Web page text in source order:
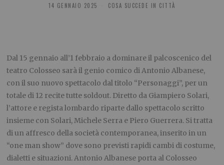
14 GENNAIO 2025 COSA SUCCEDE IN CITTÀ
Dal 15 gennaio all’1 febbraio a dominare il palcoscenico del
teatro Colosseo sarà il genio comico di Antonio Albanese,
con il suo nuovo spettacolo dal titolo “Personaggi”, per un
totale di 12 recite tutte soldout. Diretto da Giampiero Solari,
l’attore e regista lombardo riparte dallo spettacolo scritto
insieme con Solari, Michele Serra e Piero Guerrera. Si tratta
di un affresco della società contemporanea, inserito in un
“one man show” dove sono previsti rapidi cambi di costume,
dialetti e situazioni. Antonio Albanese porta al Colosseo